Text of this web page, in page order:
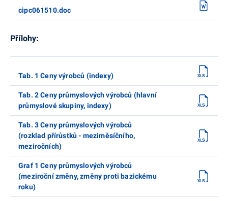
cipc061510.doc
Přílohy:
Tab. 1 Ceny výrobců (indexy)
Tab. 2 Ceny průmyslových výrobců (hlavní
průmyslové skupiny, indexy)
Tab. 3 Ceny průmyslových výrobců
(rozklad přírůstků - meziměsíčního,
meziročních)
Graf 1 Ceny průmyslových výrobců
(meziroční změny, změny proti bazickému
roku)